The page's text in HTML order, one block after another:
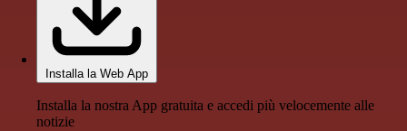
Installa la Web App
Installa la nostra App gratuita e accedi più velocemente alle
notizie